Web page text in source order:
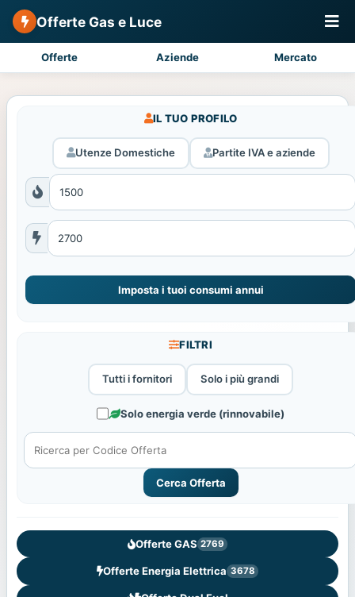
Offerte Gas e Luce
Offerte Aziende Mercato
IL TUO PROFILO
Utenze Domestiche Partite IVA e aziende
Imposta i tuoi consumi annui
FILTRI
Tutti i fornitori Solo i più grandi
Solo energia verde (rinnovabile)
Cerca Offerta
Offerte GAS 2769
Offerte Energia Elettrica 3678